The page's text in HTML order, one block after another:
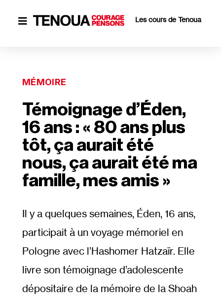
 Les cours de Tenoua
MÉMOIRE
Témoignage d’Éden,
16 ans : « 80 ans plus
tôt, ça aurait été
nous, ça aurait été ma
famille, mes amis »
Il y a quelques semaines, Éden, 16 ans,
participait à un voyage mémoriel en
Pologne avec l’Hashomer Hatzaïr. Elle
livre son témoignage d’adolescente
dépositaire de la mémoire de la Shoah